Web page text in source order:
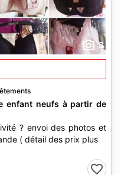
3
enfant neufs à partir de
? envoi des photos et
( détail des prix plus